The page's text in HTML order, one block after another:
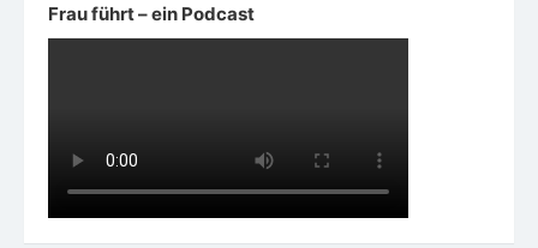
Frau führt – ein Podcast